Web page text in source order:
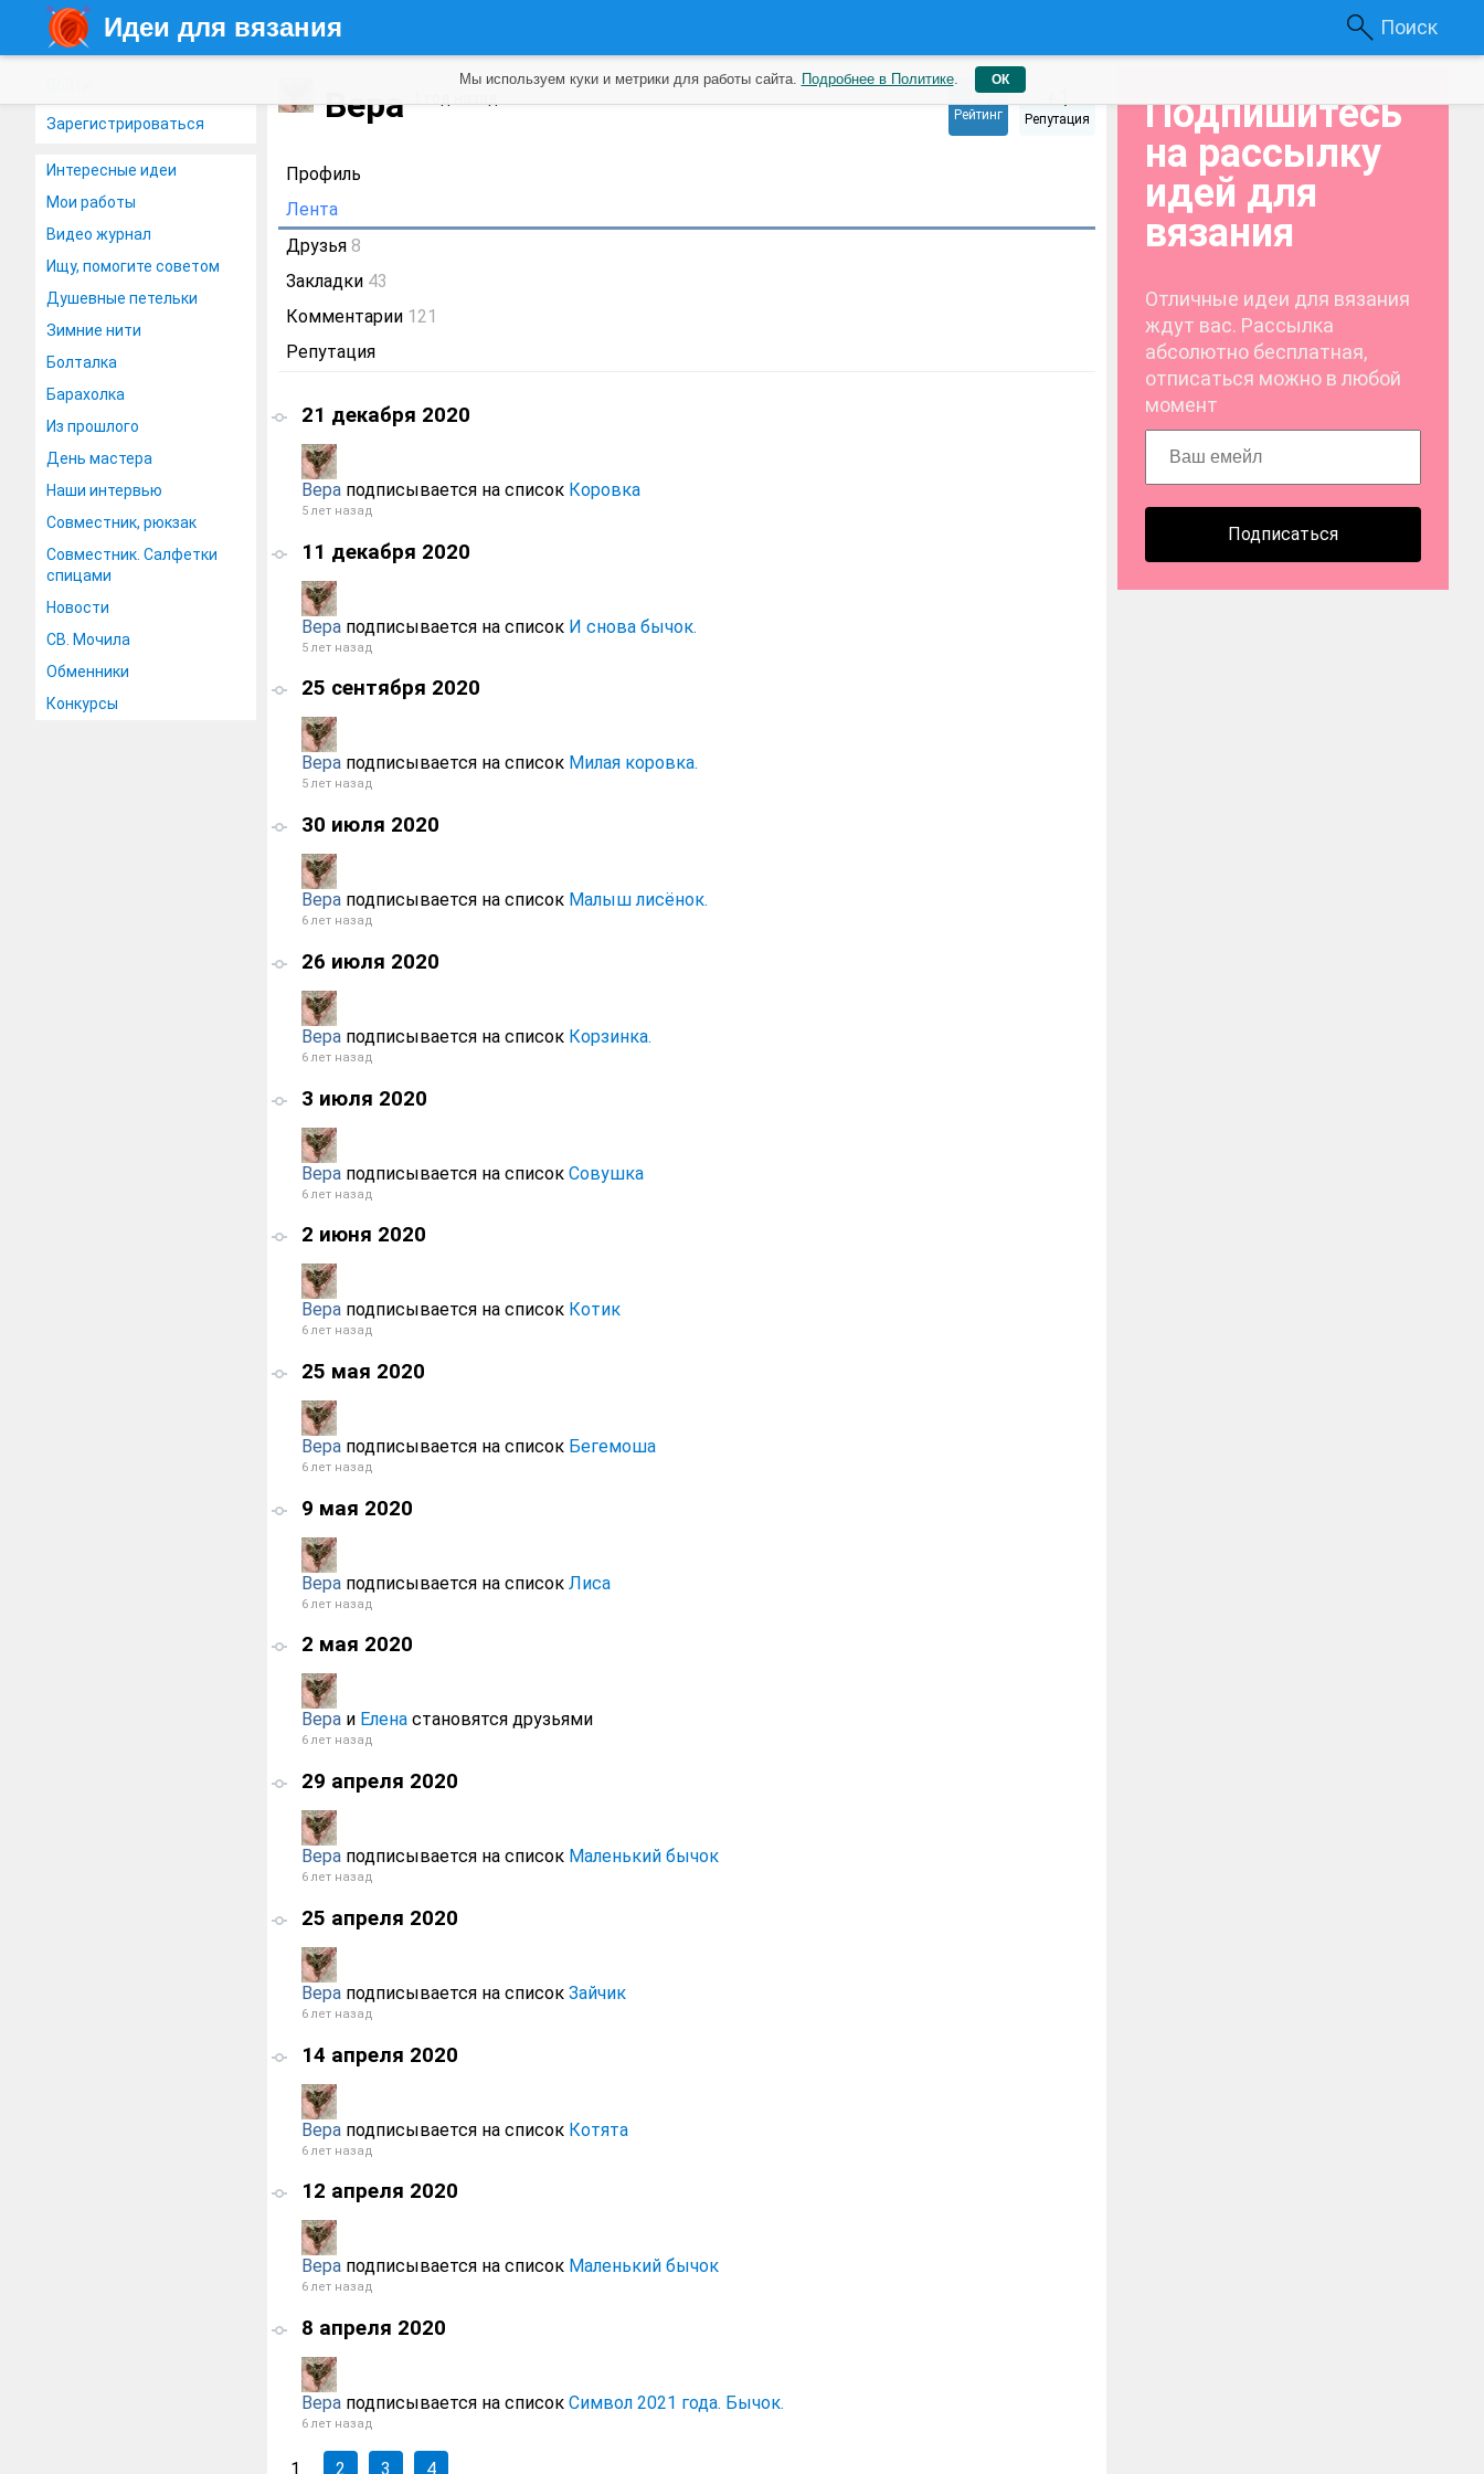
Идеи для вязания Поиск
Зарегистрироваться
Интересные идеи
Мои работы
Видео журнал
Ищу, помогите советом
Душевные петельки
Зимние нити
Болталка
Барахолка
Из прошлого
День мастера
Наши интервью
Совместник, рюкзак
Совместник. Салфетки
спицами
Новости
СВ. Мочила
Обменники
Конкурсы
Вера 11
Рейтинг
+1
Репутация
Профиль
Лента
Друзья 8
Закладки 43
Комментарии 121
Репутация
21 декабря 2020
Вера подписывается на список Коровка
5 лет назад
11 декабря 2020
Вера подписывается на список И снова бычок.
5 лет назад
25 сентября 2020
Вера подписывается на список Милая коровка.
5 лет назад
30 июля 2020
Вера подписывается на список Малыш лисёнок.
6 лет назад
26 июля 2020
Вера подписывается на список Корзинка.
6 лет назад
3 июля 2020
Вера подписывается на список Совушка
6 лет назад
2 июня 2020
Вера подписывается на список Котик
6 лет назад
25 мая 2020
Вера подписывается на список Бегемоша
6 лет назад
9 мая 2020
Вера подписывается на список Лиса
6 лет назад
2 мая 2020
Вера и Елена становятся друзьями
6 лет назад
29 апреля 2020
Вера подписывается на список Маленький бычок
6 лет назад
25 апреля 2020
Вера подписывается на список Зайчик
6 лет назад
14 апреля 2020
Вера подписывается на список Котята
6 лет назад
12 апреля 2020
Вера подписывается на список Маленький бычок
6 лет назад
8 апреля 2020
Вера подписывается на список Символ 2021 года. Бычок.
6 лет назад
1 2 3 4
Подпишитесь
на рассылку
идей для
вязания
Отличные идеи для вязания
ждут вас. Рассылка
абсолютно бесплатная,
отписаться можно в любой
момент
Подписаться
Мы используем куки и метрики для работы сайта. Подробнее в Политике. ОК